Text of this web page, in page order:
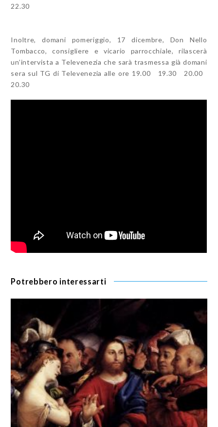
22.30
Inoltre, domani pomeriggio, 17 dicembre, Don Nello
Tombacco, consigliere e vicario parrocchiale, rilascerà
un’intervista a Televenezia che sarà trasmessa già domani
sera sul TG di Televenezia alle ore 19.00 19.30 20.00
20.30
Potrebbero interessarti